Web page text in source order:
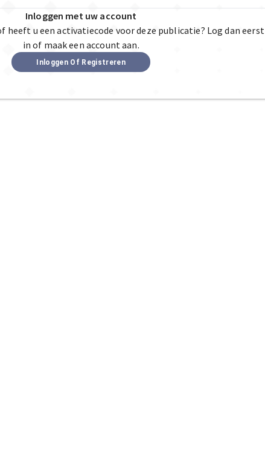
Inloggen met uw account
heeft u een activatiecode voor deze publicatie? Log dan eerst
in of maak een account aan.
Inloggen Of Registreren